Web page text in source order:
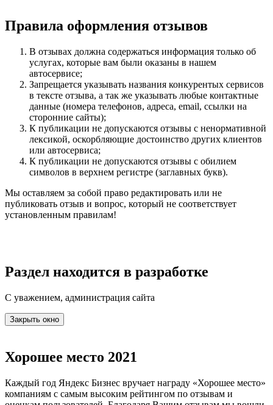
Правила оформления отзывов
В отзывах должна содержаться информация только об
услугах, которые вам были оказаны в нашем
автосервисе;
Запрещается указывать названия конкурентых сервисов
в тексте отзыва, а так же указывать любые контактные
данные (номера телефонов, адреса, email, ссылки на
сторонние сайты);
К публикации не допускаются отзывы с ненормативной
лексикой, оскорбляющие достоинство других клиентов
или автосервиса;
К публикации не допускаются отзывы с обилием
символов в верхнем регистре (заглавных букв).
Мы оставляем за собой право редактировать или не
публиковать отзыв и вопрос, который не соответствует
установленным правилам!
Раздел находится в разработке
С уважением, администрация сайта
Закрыть окно
Хорошее место 2021
Каждый год Яндекс Бизнес вручает награду «Хорошее место»
компаниям с самым высоким рейтингом по отзывам и